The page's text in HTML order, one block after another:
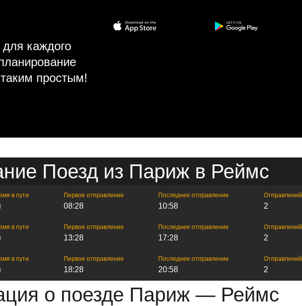
каждого
простым!
Поезд из Париж в Реймс
в пути Первое отправление
08:28
Последнее отправление
10:58
Отправлений
2
в пути Первое отправление
13:28
Последнее отправление
17:28
Отправлений
2
в пути Первое отправление
18:28
Последнее отправление
20:58
Отправлений
2
о поезде Париж — Реймс